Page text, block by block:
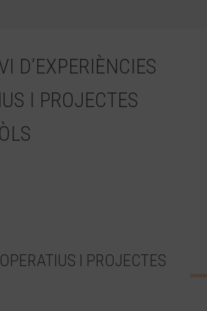
D’EXPERIÈNCIES
I PROJECTES
I PROJECTES